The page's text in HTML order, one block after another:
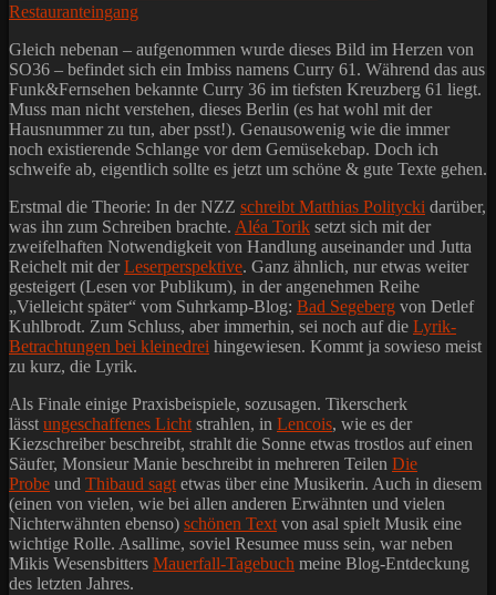
Gleich nebenan – aufgenommen wurde dieses Bild im Herzen von
SO36 – befindet sich ein Imbiss namens Curry 61. Während das aus
Funk&Fernsehen bekannte Curry 36 im tiefsten Kreuzberg 61 liegt.
Muss man nicht verstehen, dieses Berlin (es hat wohl mit der
Hausnummer zu tun, aber psst!). Genausowenig wie die immer
noch existierende Schlange vor dem Gemüsekebap. Doch ich
schweife ab, eigentlich sollte es jetzt um schöne & gute Texte gehen.
Erstmal die Theorie: In der NZZ schreibt Matthias Politycki darüber,
was ihn zum Schreiben brachte. Aléa Torik setzt sich mit der
zweifelhaften Notwendigkeit von Handlung auseinander und Jutta
Reichelt mit derLeserperspektive. Ganz ähnlich, nur etwas weiter
gesteigert (Lesen vor Publikum), in der angenehmen Reihe
„Vielleicht später“ vom Suhrkamp-Blog: Bad Segeberg von Detlef
Kuhlbrodt. Zum Schluss, aber immerhin, sei noch auf die Lyrik-
Betrachtungen bei kleinedrei hingewiesen. Kommt ja sowieso meist
zu kurz, die Lyrik.
Als Finale einige Praxisbeispiele, sozusagen. Tikerscherk
lässt ungeschaffenes Licht strahlen, in Lencois, wie es der
Kiezschreiber beschreibt, strahlt die Sonne etwas trostlos auf einen
Säufer, Monsieur Manie beschreibt in mehreren Teilen Die
Probe und Thibaud sagt etwas über eine Musikerin. Auch in diesem
(einen von vielen, wie bei allen anderen Erwähnten und vielen
Nichterwähnten ebenso) schönen Text von asal spielt Musik eine
wichtige Rolle. Asallime, soviel Resumee muss sein, war neben
Mikis Wesensbitters Mauerfall-Tagebuch meine Blog-Entdeckung
des letzten Jahres.